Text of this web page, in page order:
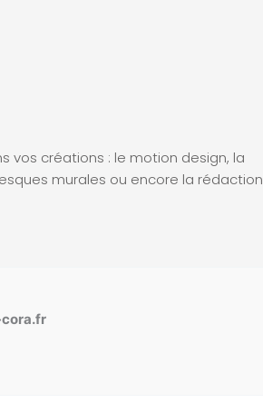
vos créations : le motion design, la
murales ou encore la rédaction